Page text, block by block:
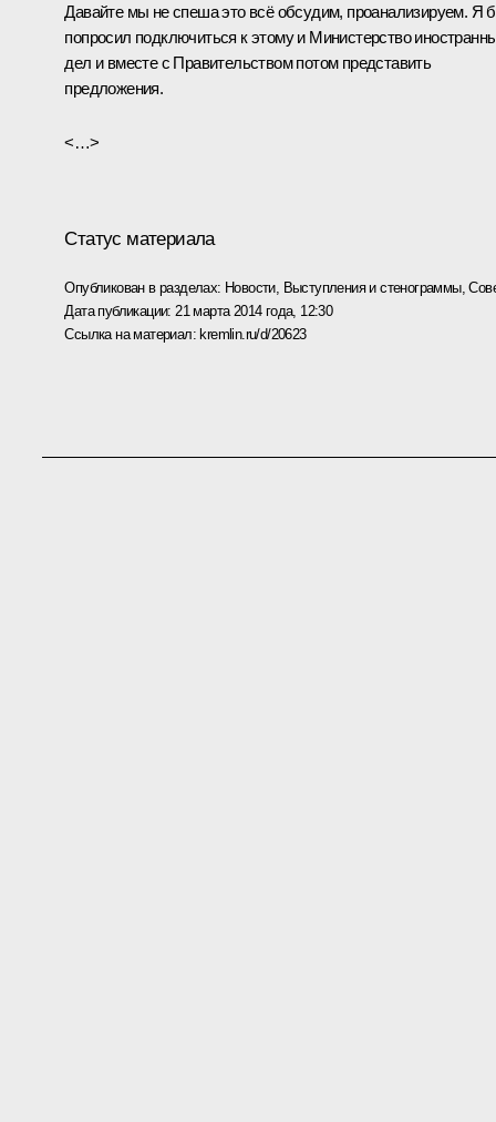
Давайте мы не спеша это всё обсудим, проанализируем. Я
попросил подключиться к этому и Министерство
дел и вместе с Правительством потом представить
предложения.
<…>
Статус материала
Опубликован в разделах: Новости, Выступления и стенограммы,
Дата публикации: 21 марта 2014 года, 12:30
Ссылка на материал: kremlin.ru/d/20623